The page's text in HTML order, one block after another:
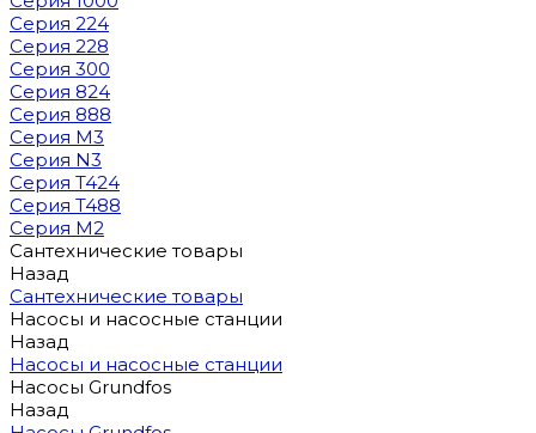
Серия 224
Серия 228
Серия 300
Серия 824
Серия 888
Серия M3
Серия N3
Серия T424
Серия T488
Серия М2
Сантехнические товары
Назад
Сантехнические товары
Насосы и насосные станции
Назад
Насосы и насосные станции
Насосы Grundfos
Назад